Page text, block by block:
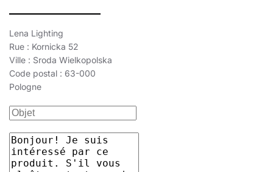
Lena Lighting
Rue : Kornicka 52
Ville : Sroda Wielkopolska
Code postal : 63-000
Pologne